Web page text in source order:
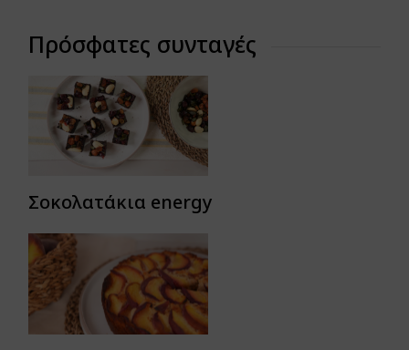
Πρόσφατες συνταγές
Σοκολατάκια energy